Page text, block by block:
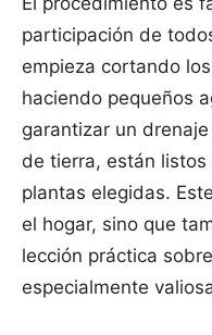
participación de
empieza cortando
haciendo pequeños
garantizar un
de tierra, están
plantas elegidas.
el hogar, sino que
lección práctica
especialmente